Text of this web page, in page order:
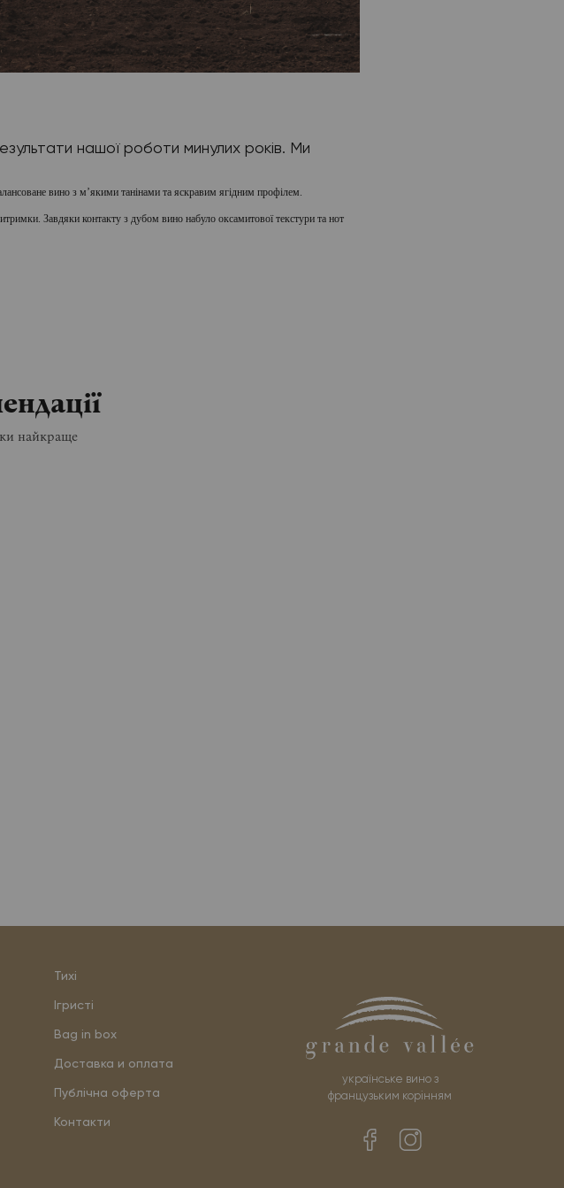
нашої роботи минулих років. Ми
вино з м’якими танінами та яскравим ягідним профілем.
Завдяки контакту з дубом вино набуло оксамитової текстури та нот
найкраще
Тихі
Ігристі
Bag in box
Доставка и оплата
Публічна оферта
Контакти
українське вино з
французьким корінням